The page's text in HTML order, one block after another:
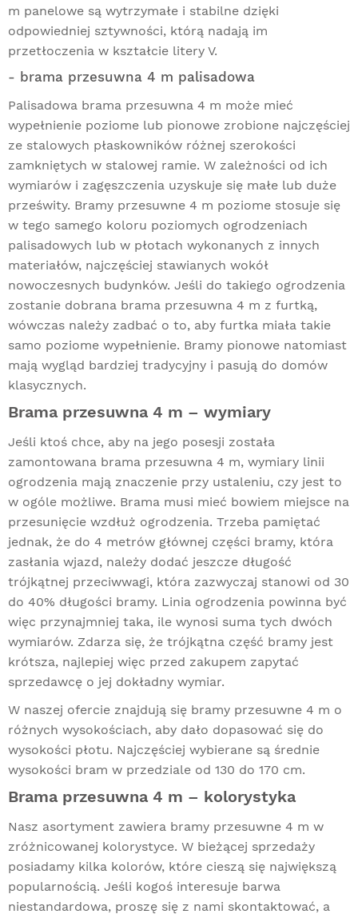
m panelowe są wytrzymałe i stabilne dzięki
odpowiedniej sztywności, którą nadają im
przetłoczenia w kształcie litery V.
- brama przesuwna 4 m palisadowa
Palisadowa brama przesuwna 4 m może mieć
wypełnienie poziome lub pionowe zrobione najczęściej
ze stalowych płaskowników różnej szerokości
zamkniętych w stalowej ramie. W zależności od ich
wymiarów i zagęszczenia uzyskuje się małe lub duże
prześwity. Bramy przesuwne 4 m poziome stosuje się
w tego samego koloru poziomych ogrodzeniach
palisadowych lub w płotach wykonanych z innych
materiałów, najczęściej stawianych wokół
nowoczesnych budynków. Jeśli do takiego ogrodzenia
zostanie dobrana brama przesuwna 4 m z furtką,
wówczas należy zadbać o to, aby furtka miała takie
samo poziome wypełnienie. Bramy pionowe natomiast
mają wygląd bardziej tradycyjny i pasują do domów
klasycznych.
Brama przesuwna 4 m – wymiary
Jeśli ktoś chce, aby na jego posesji została
zamontowana brama przesuwna 4 m, wymiary linii
ogrodzenia mają znaczenie przy ustaleniu, czy jest to
w ogóle możliwe. Brama musi mieć bowiem miejsce na
przesunięcie wzdłuż ogrodzenia. Trzeba pamiętać
jednak, że do 4 metrów głównej części bramy, która
zasłania wjazd, należy dodać jeszcze długość
trójkątnej przeciwwagi, która zazwyczaj stanowi od 30
do 40% długości bramy. Linia ogrodzenia powinna być
więc przynajmniej taka, ile wynosi suma tych dwóch
wymiarów. Zdarza się, że trójkątna część bramy jest
krótsza, najlepiej więc przed zakupem zapytać
sprzedawcę o jej dokładny wymiar.
W naszej ofercie znajdują się bramy przesuwne 4 m o
różnych wysokościach, aby dało dopasować się do
wysokości płotu. Najczęściej wybierane są średnie
wysokości bram w przedziale od 130 do 170 cm.
Brama przesuwna 4 m – kolorystyka
Nasz asortyment zawiera bramy przesuwne 4 m w
zróżnicowanej kolorystyce. W bieżącej sprzedaży
posiadamy kilka kolorów, które cieszą się największą
popularnością. Jeśli kogoś interesuje barwa
niestandardowa, proszę się z nami skontaktować, a